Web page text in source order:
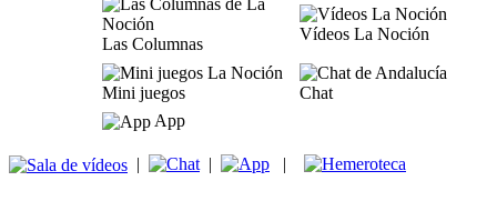
Las Columnas
Vídeos La Noción
Mini juegos
Chat
App
| | |